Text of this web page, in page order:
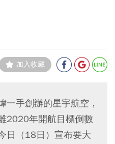
加入收藏
一手創辦的星宇航空，
2020年開航目標倒數
日（18日）宣布要大